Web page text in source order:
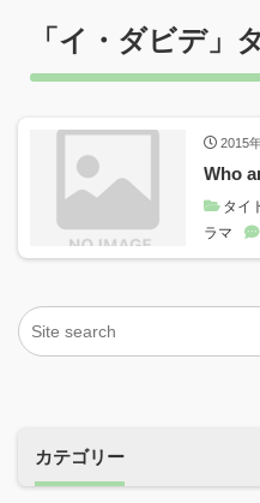
「イ・ダビデ」
2015
Who
タイ
ラマ
カテゴリー